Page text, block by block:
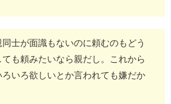
同士が面識もないのに頼むのもどう
も頼みたいなら親だし。これから
ろいろ欲しいとか言われても嫌だか